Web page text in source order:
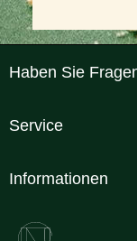
Haben Sie
Service
Informationen